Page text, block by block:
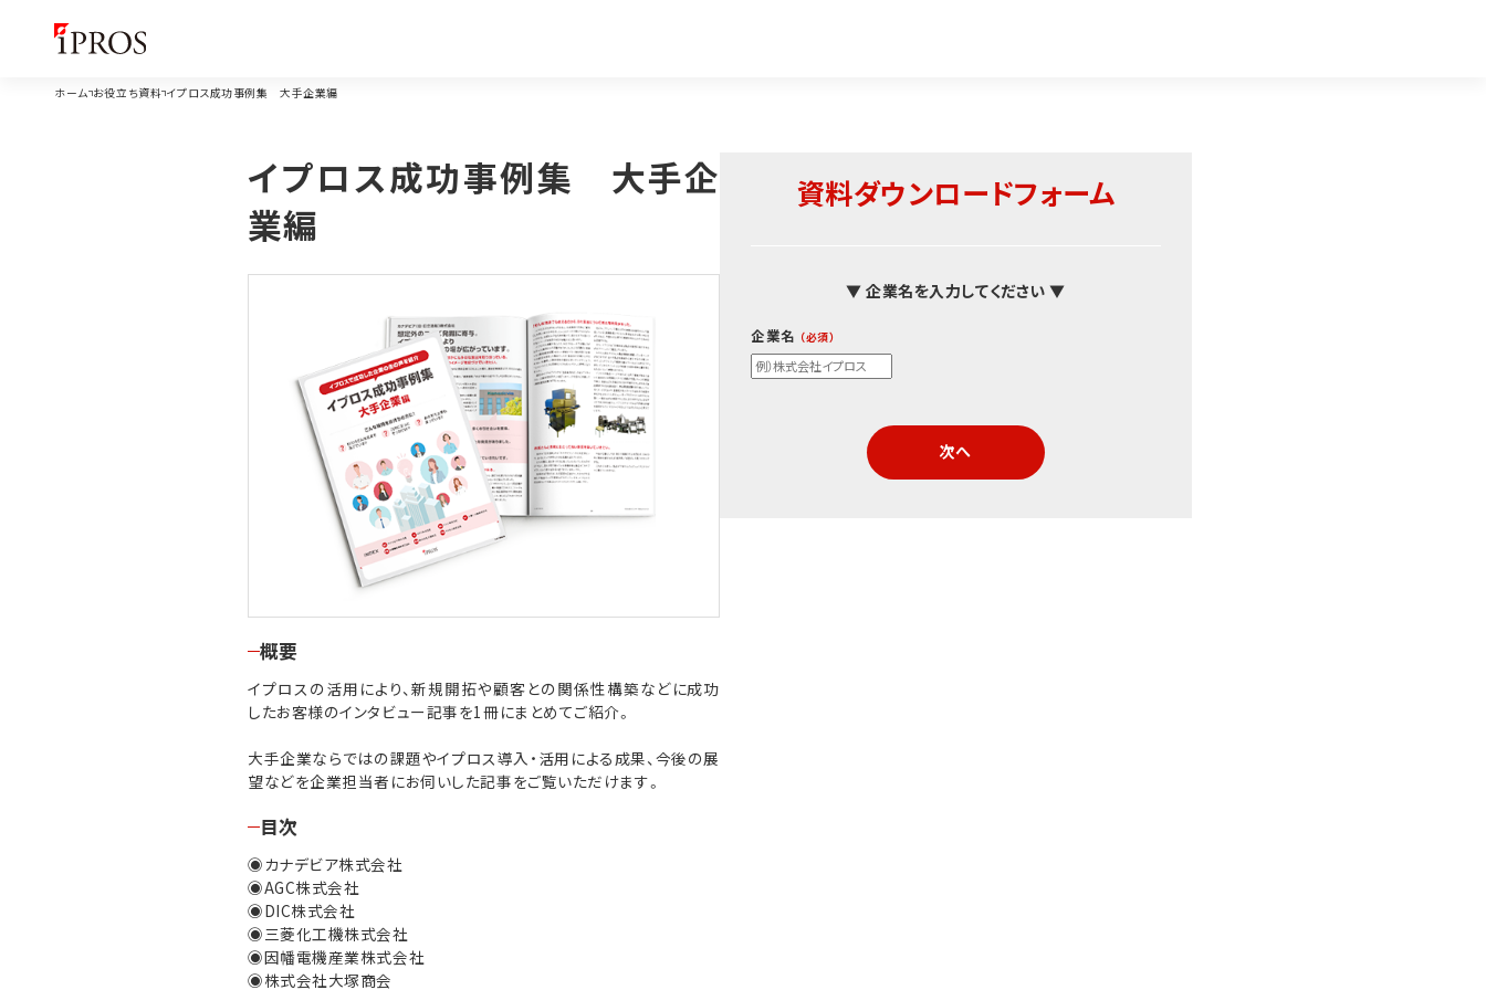
ホーム お役立ち資料 イプロス成功事例集 大手企業編
イプロス成功事例集 大手企
業編
概要
イプロスの活用により、新規開拓や顧客との関係性構築などに成功
したお客様のインタビュー記事を1冊にまとめてご紹介。
大手企業ならではの課題やイプロス導入・活用による成果、今後の展
望などを企業担当者にお伺いした記事をご覧いただけます。
目次
◉カナデビア株式会社
◉AGC株式会社
◉DIC株式会社
◉三菱化工機株式会社
◉因幡電機産業株式会社
◉株式会社大塚商会
資料ダウンロードフォーム
▼ 企業名を入力してください ▼
企業名
次へ